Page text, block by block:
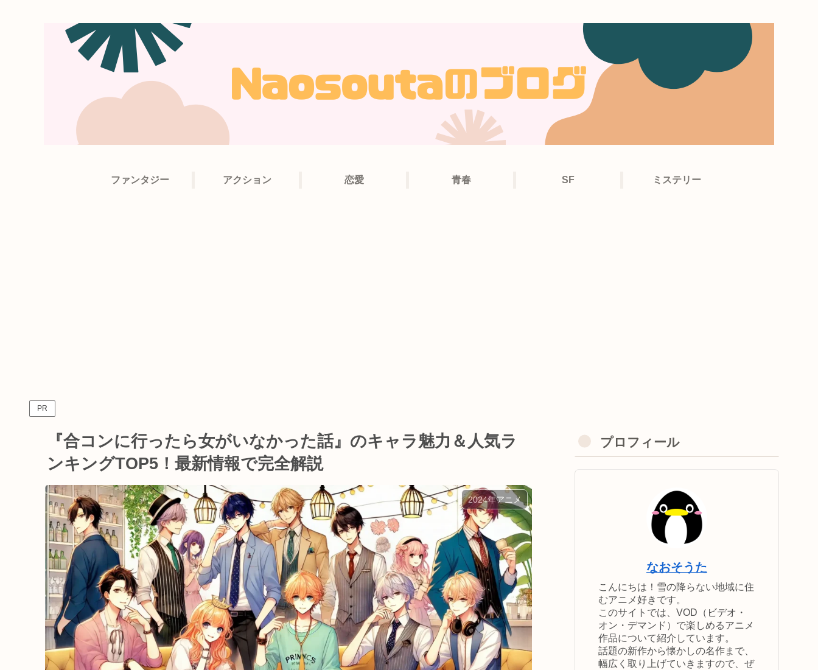
ファンタジー アクション 恋愛 青春 SF ミステリー
PR
『合コンに行ったら女がいなかった話』のキャラ魅力＆人気ラ
ンキングTOP5！最新情報で完全解説
2024年アニメ
プロフィール
なおそうた
こんにちは！雪の降らない地域に住
むアニメ好きです。
このサイトでは、VOD（ビデオ・
オン・デマンド）で楽しめるアニメ
作品について紹介しています。
話題の新作から懐かしの名作まで、
幅広く取り上げていきますので、ぜ